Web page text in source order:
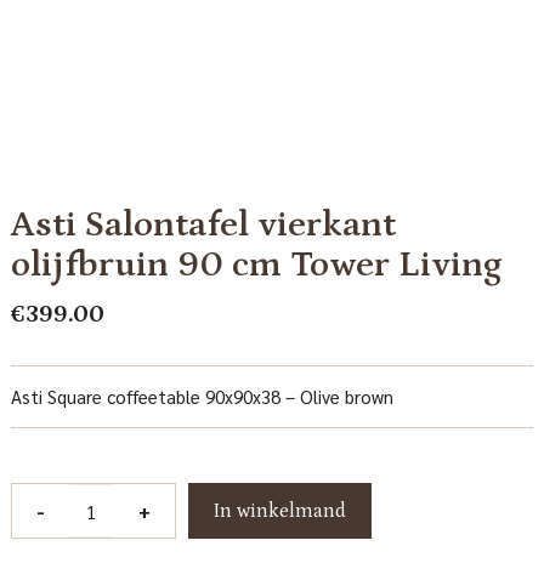
Asti Salontafel vierkant
olijfbruin 90 cm Tower Living
€399.00
Asti Square coffeetable 90x90x38 – Olive brown
-
Salontafel
+ In winkelmand